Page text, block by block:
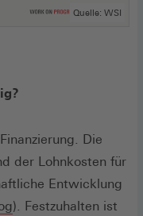
Quelle: WSI
Die
der Lohnkosten für
Entwicklung
). Festzuhalten ist